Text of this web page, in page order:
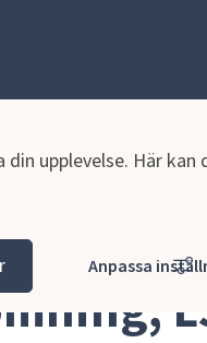
upplevelse. Här kan
Anpassa
LSS